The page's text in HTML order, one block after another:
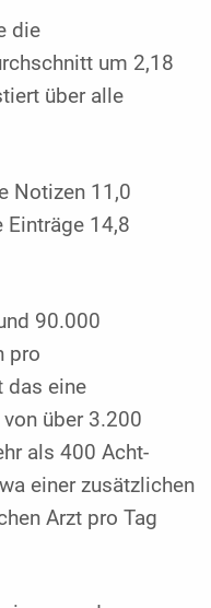
die
um 2,18
über alle
Notizen 11,0
Einträge 14,8
90.000
pro
das eine
über 3.200
als 400 Acht-
einer zusätzlichen
Arzt pro Tag